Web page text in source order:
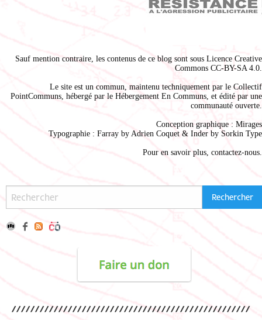
Sauf mention contraire, les contenus de ce blog sont sous Licence Creative
Commons CC-BY-SA 4.0
Le site est un commun, maintenu techniquement par le Collectif
PointCommuns , hébergé par le Hébergement En Communs , et édité par une
communauté ouverte.
Conception graphique : Mirages
Typographie : Farray by Adrien Coquet & Inder by Sorkin Type
Pour en savoir plus, contactez-nous